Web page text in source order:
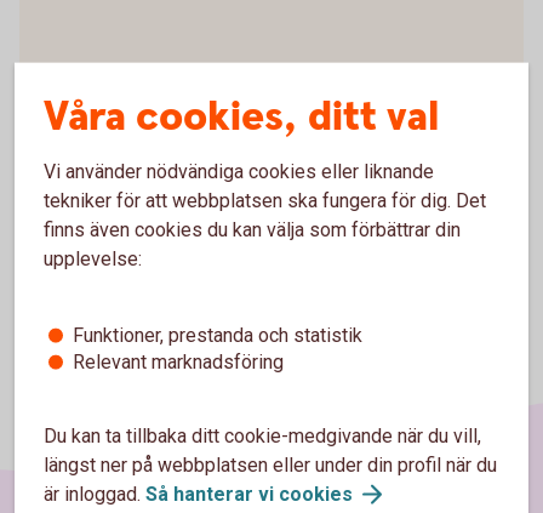
Våra cookies, ditt val
Vi använder nödvändiga cookies eller liknande
tekniker för att webbplatsen ska fungera för dig. Det
finns även cookies du kan välja som förbättrar din
upplevelse:
Funktioner, prestanda och statistik
Relevant marknadsföring
Du kan ta tillbaka ditt cookie-medgivande när du vill,
längst ner på webbplatsen eller under din profil när du
är inloggad. Så hanterar vi cookies